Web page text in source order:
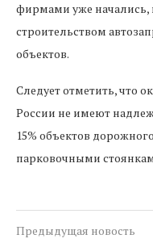
фирмами уже начались,
строительством
объектов.
Следует отметить, что
России не имеют
15% объектов
парковочными
Предыдущая новость